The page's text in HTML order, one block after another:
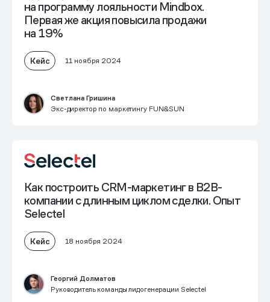
на программу лояльности Mindbox.
Первая же акцияповысила продажи
на 19%
Кейс 11 ноября 2024
Светлана Гришина
Экс-директор по маркетингу FUN&SUN
Как построить CRM-маркетингв B2B-
компании с длинным циклом сделки. Опыт
Selectel
Кейс 18 ноября 2024
Георгий Долматов
Руководитель команды лидогенерации Selectel